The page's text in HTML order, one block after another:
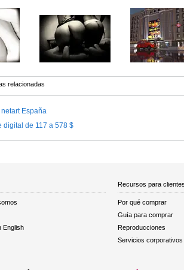
relacionadas
España
digital de 117 a 578 $
English
Recursos para clientes
Por qué comprar
Guía para comprar
Reproducciones
Servicios corporativos